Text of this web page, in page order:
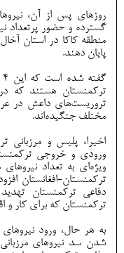
روزهای پس از آن،
گسترده و حضور پرتعداد
منطقه کاکا در استان
پایان دهند.
ترکمنستان هستند که
تروریست‌های داعش در
مختلف جنگیده‌اند.
اخیرا، پلیس و مرزبانی
ورودی و خروجی
ویژه‌ای به تعداد
ترکمنستان-افغانستان
دفاعی ترکمنستان
ترکمنستان که برای کار و
به هر حال، ورود
شدن سد نیروهای